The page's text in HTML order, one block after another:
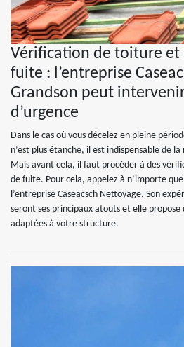
Vérification de toiture et
fuite : l’entreprise
Grandson peut
d’urgence
Dans le cas où vous décelez en pleine
n’est plus étanche, il est indispensable de
Mais avant cela, il faut procéder à des
de fuite. Pour cela, appelez à n’importe
l’entreprise Caseacsch Nettoyage. Son
seront ses principaux atouts et elle
adaptées à votre structure.